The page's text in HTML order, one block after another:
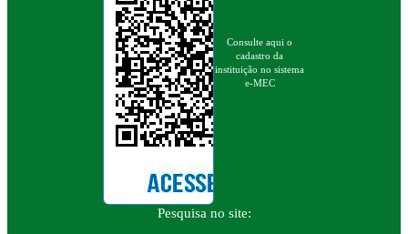
Consulte aqui o
cadastro da
instituição no sistema
e-MEC
Pesquisa no site: